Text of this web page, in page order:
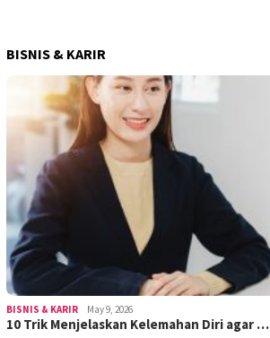
BISNIS & KARIR
BISNIS & KARIR May 9, 2026
10 Trik Menjelaskan Kelemahan Diri agar …